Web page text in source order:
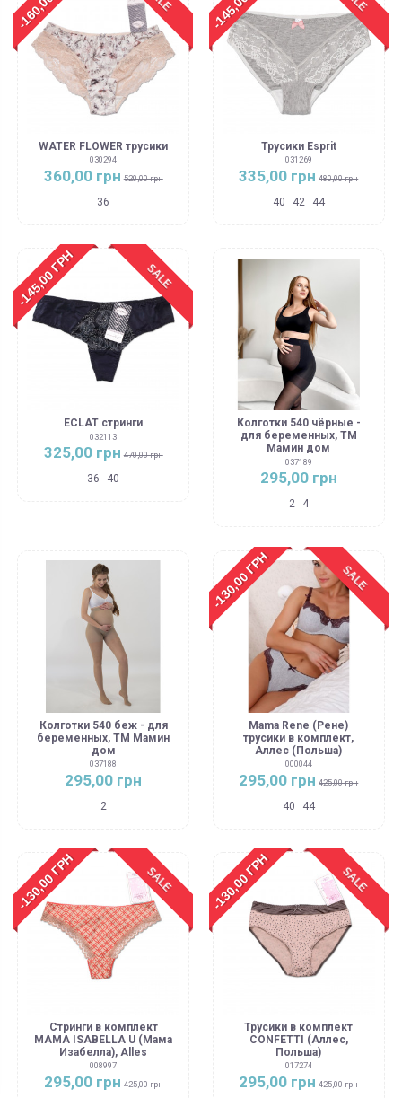
WATER FLOWER трусики
030294
360,00 грн 520,00 грн
36
Трусики Esprit
031269
335,00 грн 480,00 грн
40 42 44
SALE
-145,00 ГРН
ECLAT стринги
032113
325,00 грн 470,00 грн
36 40
Колготки 540 чёрные -
для беременных, ТМ
Мамин дом
037189
295,00 грн
2 4
Колготки 540 беж - для
беременных, ТМ Мамин
дом
037188
295,00 грн
2
SALE
-130,00 ГРН
Mama Rene (Рене)
трусики в комплект,
Аллес (Польша)
000044
295,00 грн 425,00 грн
40 44
SALE
-130,00 ГРН
Стринги в комплект
MAMA ISABELLA U (Мама
Изабелла), Alles
008997
295,00 грн 425,00 грн
SALE
-130,00 ГРН
Трусики в комплект
CONFETTI (Аллес,
Польша)
017274
295,00 грн 425,00 грн